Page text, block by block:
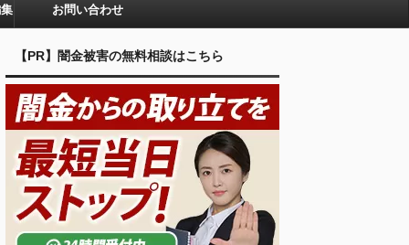
お問い合わせ
【PR】闇金被害の無料相談はこちら